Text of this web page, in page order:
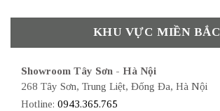
KHU VỰC MIỀN BẮC
Showroom Tây Sơn - Hà Nội
268 Tây Sơn, Trung Liệt, Đống Đa, Hà Nội
Hotline: 0943.365.765